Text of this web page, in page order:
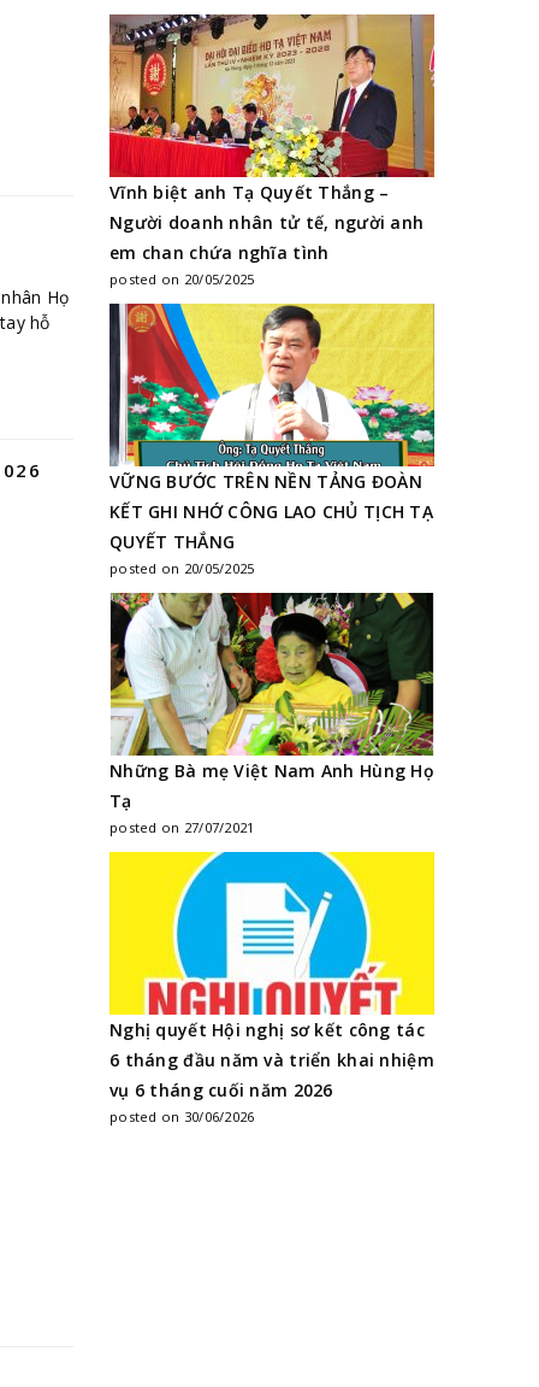
Họ
hỗ
Vĩnh biệt anh Tạ Quyết Thắng –
Người doanh nhân tử tế, người anh
em chan chứa nghĩa tình
posted on 20/05/2025
VỮNG BƯỚC TRÊN NỀN TẢNG ĐOÀN
KẾT GHI NHỚ CÔNG LAO CHỦ TỊCH TẠ
QUYẾT THẮNG
posted on 20/05/2025
Những Bà mẹ Việt Nam Anh Hùng Họ
Tạ
posted on 27/07/2021
Nghị quyết Hội nghị sơ kết công tác
6 tháng đầu năm và triển khai nhiệm
vụ 6 tháng cuối năm 2026
posted on 30/06/2026